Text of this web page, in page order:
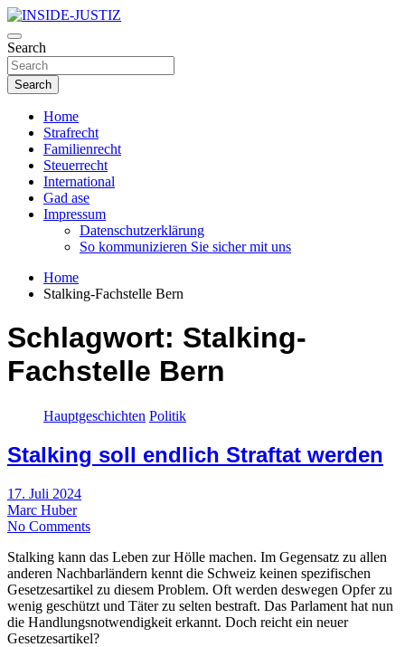
Skip
to
content
INSIDE-JUSTIZ
Investigativer Journalismus zur Dritten Gewalt
Search
Search
Home
Strafrecht
Familienrecht
Steuerrecht
International
Gad ase
Impressum
Datenschutzerklärung
So kommunizieren Sie sicher mit uns
Home
Stalking-Fachstelle Bern
Schlagwort: Stalking-
Fachstelle Bern
Hauptgeschichten Politik
Stalking soll endlich Straftat werden
17. Juli 2024
Marc Huber
No Comments
Stalking kann das Leben zur Hölle machen. Im Gegensatz zu allen
anderen Nachbarländern kennt die Schweiz keinen spezifischen
Gesetzesartikel zu diesem Problem. Oft werden deswegen Opfer zu
wenig geschützt und Täter zu selten bestraft. Das Parlament hat nun
die Handlungsnotwendigkeit erkannt. Doch reicht ein neuer
Gesetzesartikel?